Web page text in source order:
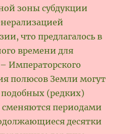
зоны субдукции
что предлагалось в
времени для
Императорского
полюсов Земли могут
(редких)
периодами
десятки